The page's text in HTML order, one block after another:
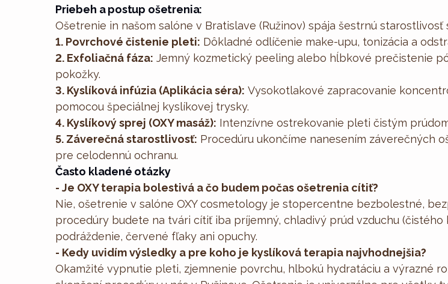
Priebeh a postup ošetrenia:
Ošetrenie in našom salóne v Bratislave (Ružinov) spája šestrnú
1. Povrchové čistenie pleti: Dôkladné odlíčenie make-upu, tonizácia a
2. Exfoliačná fáza: Jemný kozmetický peeling alebo hĺbkové prečistenie
pokožky.
3. Kyslíková infúzia (Aplikácia séra): Vysokotlakové zapracovanie
pomocou špeciálnej kyslíkovej trysky.
4. Kyslíkový sprej (OXY masáž): Intenzívne ostrekovanie pleti čistým
5. Záverečná starostlivosť: Procedúru ukončíme nanesením záverečných
pre celodennú ochranu.
Často kladené otázky
- Je OXY terapia bolestivá a čo budem počas ošetrenia cítiť?
Nie, ošetrenie v salóne OXY cosmetology je stopercentne bezbolestné,
procedúry budete na tvári cítiť iba príjemný, chladivý prúd vzduchu
podráždenie, červené fľaky ani opuchy.
- Kedy uvidím výsledky a pre koho je kyslíková terapia najvhodnejšia?
Okamžité vypnutie pleti, zjemnenie povrchu, hlbokú hydratáciu a výrazné